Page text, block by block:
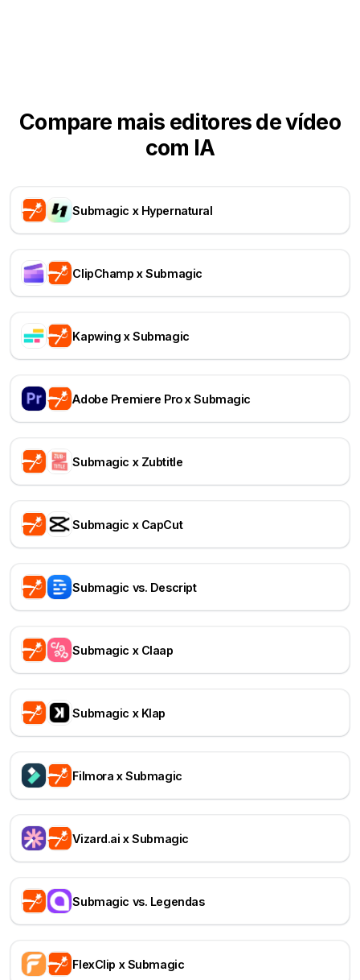
Compare mais editores de vídeo
com IA
Submagic x Hypernatural
ClipChamp x Submagic
Kapwing x Submagic
Adobe Premiere Pro x Submagic
Submagic x Zubtitle
Submagic x CapCut
Submagic vs. Descript
Submagic x Claap
Submagic x Klap
Filmora x Submagic
Vizard.ai x Submagic
Submagic vs. Legendas
FlexClip x Submagic